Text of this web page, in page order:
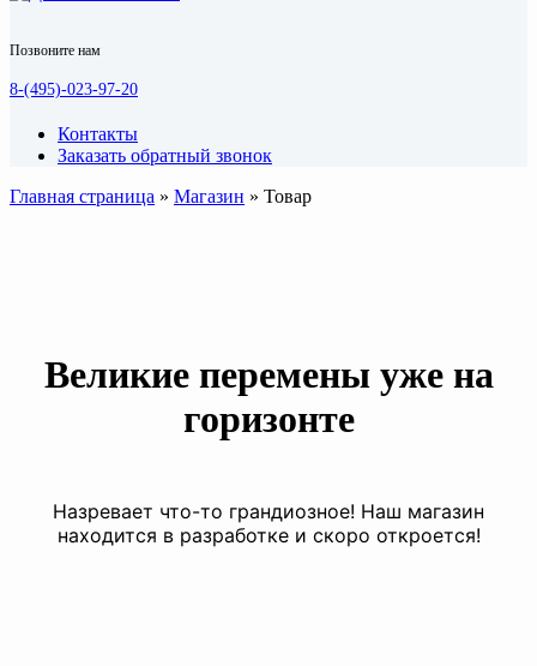
Позвоните нам
8-(495)-023-97-20
Контакты
Заказать обратный звонок
Главная страница » Магазин » Товар
Великие перемены уже на
горизонте
Назревает что-то грандиозное! Наш магазин
находится в разработке и скоро откроется!